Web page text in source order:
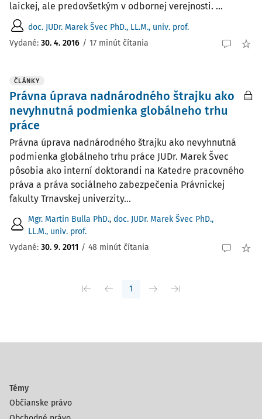
laickej, ale predovšetkým v odbornej verejnosti. ...
doc. JUDr. Marek Švec PhD., LL.M., univ. prof.
Vydané: 30. 4. 2016 / 17 minút čítania
ČLÁNKY
Právna úprava nadnárodného štrajku ako
nevyhnutná podmienka globálneho trhu
práce
Právna úprava nadnárodného štrajku ako nevyhnutná
podmienka globálneho trhu práce JUDr. Marek Švec
pôsobia ako interní doktorandi na Katedre pracovného
práva a práva sociálneho zabezpečenia Právnickej
fakulty Trnavskej univerzity...
Mgr. Martin Bulla PhD., doc. JUDr. Marek Švec PhD.,
LL.M., univ. prof.
Vydané: 30. 9. 2011 / 48 minút čítania
1
Témy
Občianske právo